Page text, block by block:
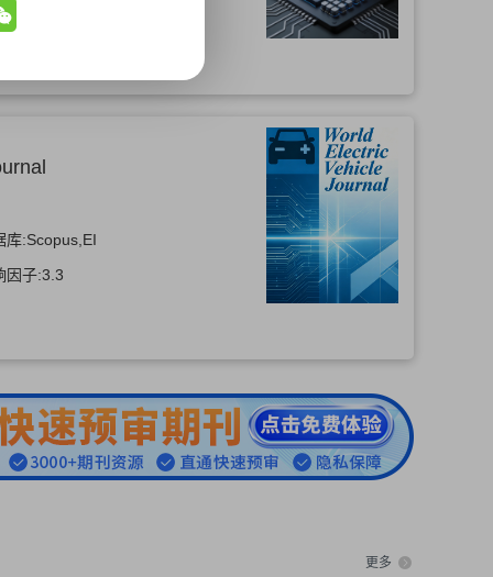
子:
库:Scopus,EI
因子:3.3
更多